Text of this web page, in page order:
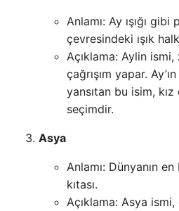
Anlamı: Ay ışığı gibi
çevresindeki ışık
Açıklama: Aylin
çağrışım yapar.
yansıtan bu isim,
seçimdir.
Asya
Anlamı: Dünyanın
kıtası.
Açıklama: Asya